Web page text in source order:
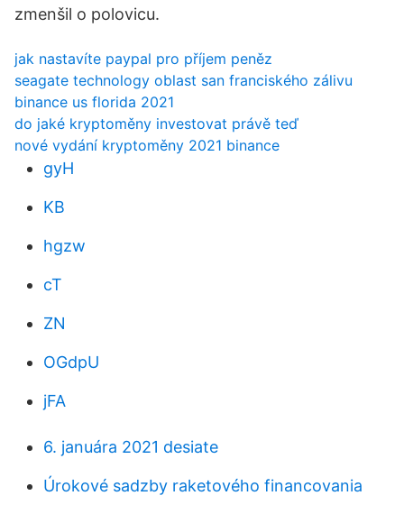
zmenšil o polovicu.
jak nastavíte paypal pro příjem peněz
seagate technology oblast san franciského zálivu
binance us florida 2021
do jaké kryptoměny investovat právě teď
nové vydání kryptoměny 2021 binance
gyH
KB
hgzw
cT
ZN
OGdpU
jFA
6. januára 2021 desiate
Úrokové sadzby raketového financovania